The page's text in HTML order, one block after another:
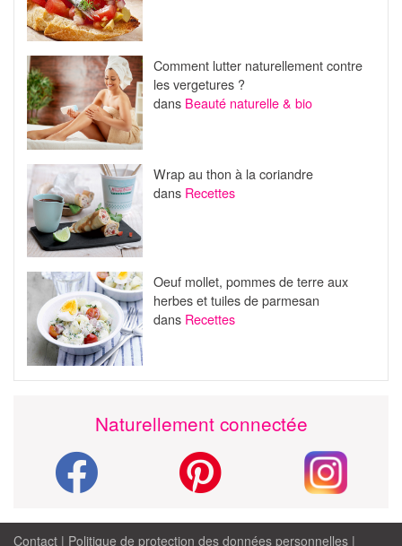
Comment lutter naturellement contre
les vergetures ?
dans Beauté naturelle & bio
Wrap au thon à la coriandre
dans Recettes
Oeuf mollet, pommes de terre aux
herbes et tuiles de parmesan
dans Recettes
Naturellement connectée
Contact | Politique de protection des données personnelles |